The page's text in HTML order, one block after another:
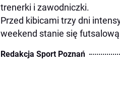
trenerki i zawodniczki.
Przed kibicami trzy dni
weekend stanie się
Redakcja Sport Poznań